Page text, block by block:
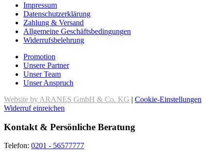
Impressum
Datenschutzerklärung
Zahlung & Versand
Allgemeine Geschäftsbedingungen
Widerrufsbelehrung
Promotion
Unsere Partner
Unser Team
Unser Anspruch
Website by ARANES GmbH & Co. KG | Cookie-Einstellungen
Widerruf einreichen
Kontakt & Persönliche Beratung
Telefon: 0201 - 56577777